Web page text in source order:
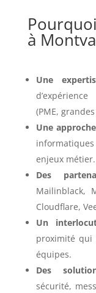
à
Une
(PME,
Une
enjeux métier.
Des
Mailinblack,
Cloudflare,
Un
proximité qui
équipes.
Des
sécurité,